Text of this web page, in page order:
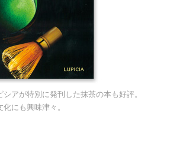
アが特別に発刊した抹茶の本も好評。
にも興味津々。